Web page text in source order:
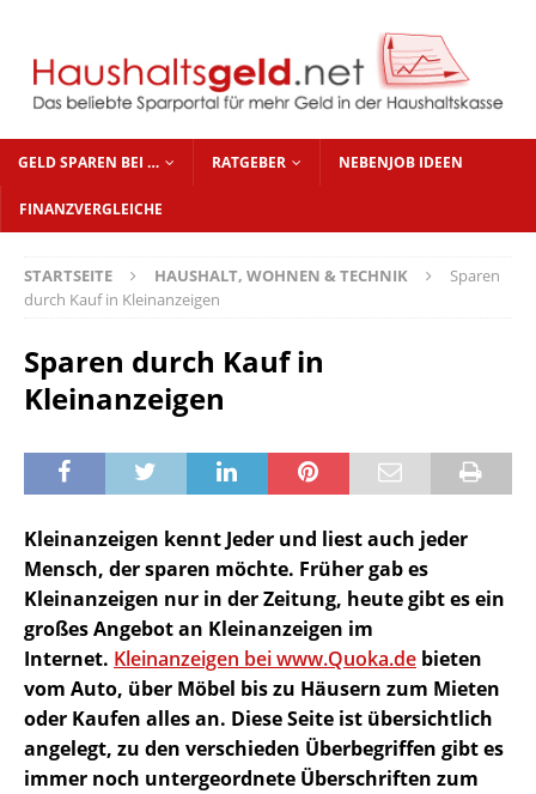
GELD SPAREN BEI … RATGEBER NEBENJOB IDEEN
FINANZVERGLEICHE
STARTSEITE HAUSHALT, WOHNEN & TECHNIK
Sparen
durch Kauf in Kleinanzeigen
Sparen durch Kauf in
Kleinanzeigen
Kleinanzeigen kennt Jeder und liest auch jeder
Mensch, der sparen möchte. Früher gab es
Kleinanzeigen nur in der Zeitung, heute gibt es ein
großes Angebot an Kleinanzeigen im
Internet. Kleinanzeigen bei www.Quoka.de bieten
vom Auto, über Möbel bis zu Häusern zum Mieten
oder Kaufen alles an. Diese Seite ist übersichtlich
angelegt, zu den verschieden Überbegriffen gibt es
immer noch untergeordnete Überschriften zum